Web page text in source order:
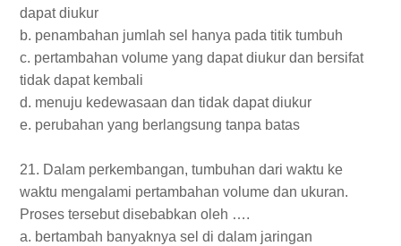
dapat diukur
b. penambahan jumlah sel hanya pada titik tumbuh
c. pertambahan volume yang dapat diukur dan bersifat
tidak dapat kembali
d. menuju kedewasaan dan tidak dapat diukur
e. perubahan yang berlangsung tanpa batas
21. Dalam perkembangan, tumbuhan dari waktu ke
waktu mengalami pertambahan volume dan ukuran.
Proses tersebut disebabkan oleh ….
a. bertambah banyaknya sel di dalam jaringan